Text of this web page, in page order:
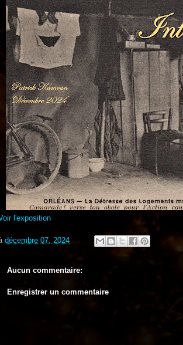
l'exposition
décembre 07, 2024
Aucun commentaire:
Enregistrer un commentaire